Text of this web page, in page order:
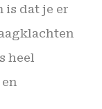
is dat je er
heel